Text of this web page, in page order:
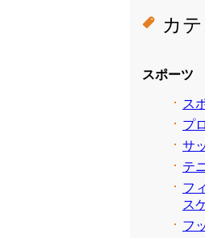
カ
スポーツ
ス
プ
サ
テ
フ
ス
フ